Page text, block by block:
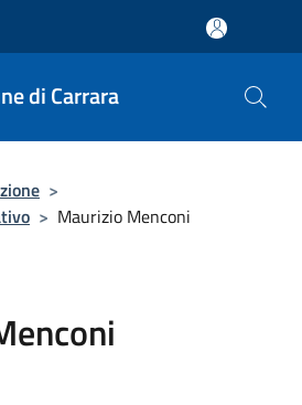
di Carrara
>
> Maurizio Menconi